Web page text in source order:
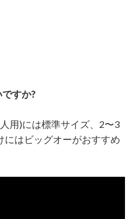
すか?
用)には標準サイズ、2〜3
にはビッグオーがおすすめ